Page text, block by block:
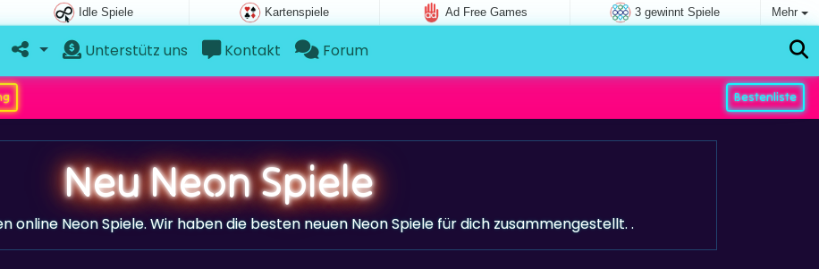
Idle Spiele Kartenspiele Ad Free Games 3 gewinnt Spiele Mehr
Unterstütz uns Kontakt Forum
Bestenliste
Neu Neon Spiele
online Neon Spiele. Wir haben die besten neuen Neon Spiele für dich zusammengestellt. .